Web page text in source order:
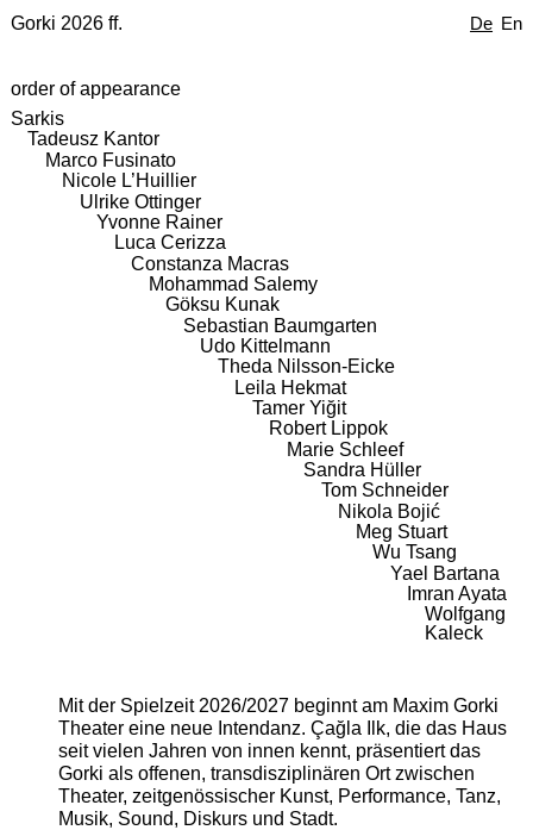
De En
Gorki 2026 ff.
order of appearance
Sarkis
Tadeusz Kantor
Marco Fusinato
Nicole L’Huillier
Ulrike Ottinger
Yvonne Rainer
Luca Cerizza
Constanza Macras
Mohammad Salemy
Göksu Kunak
Sebastian Baumgarten
Udo Kittelmann
Theda Nilsson-Eicke
Leila Hekmat
Tamer Yiğit
Robert Lippok
Marie Schleef
Sandra Hüller
Tom Schneider
Nikola Bojić
Meg Stuart
Wu Tsang
Yael Bartana
Imran Ayata
Wolfgang
Kaleck
Mit der Spielzeit 2026/2027 beginnt am Maxim Gorki
Theater eine neue Intendanz. Çağla Ilk, die das Haus
seit vielen Jahren von innen kennt, präsentiert das
Gorki als offenen, transdisziplinären Ort zwischen
Theater, zeitgenössischer Kunst, Performance, Tanz,
Musik, Sound, Diskurs und Stadt.